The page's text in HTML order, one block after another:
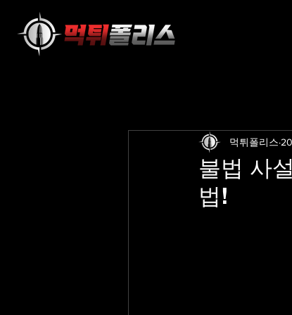
불법 사
법!
먹튀폴리스